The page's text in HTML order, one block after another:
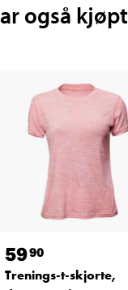
også kjøpt
5990
Trenings-t-skjorte,